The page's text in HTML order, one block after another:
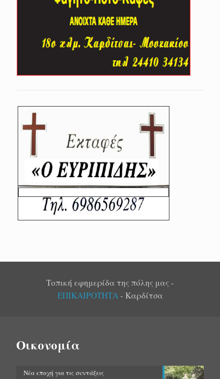
Τοπική εφημερίδα της πόλης μας -
ΕΠΙΚΑΙΡΟΤΗΤΑ- Καρδίτσα
Οικονομία
Νέα εποχή για τις συντάξεις